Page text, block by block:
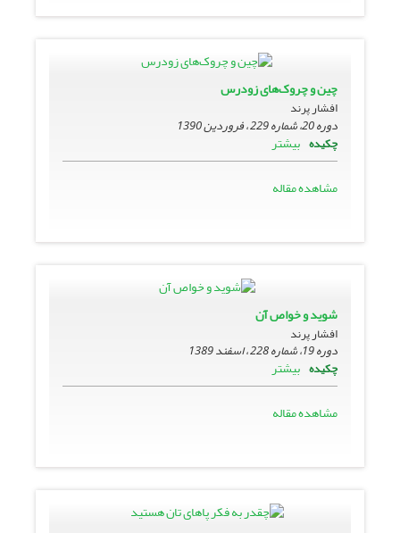
چین و چروک‌های زودرس
افشار پرند
دوره 20، شماره 229 ، فروردین 1390
چکیده بیشتر
مشاهده مقاله
شوید و خواص آن
افشار پرند
دوره 19، شماره 228 ، اسفند 1389
چکیده بیشتر
مشاهده مقاله